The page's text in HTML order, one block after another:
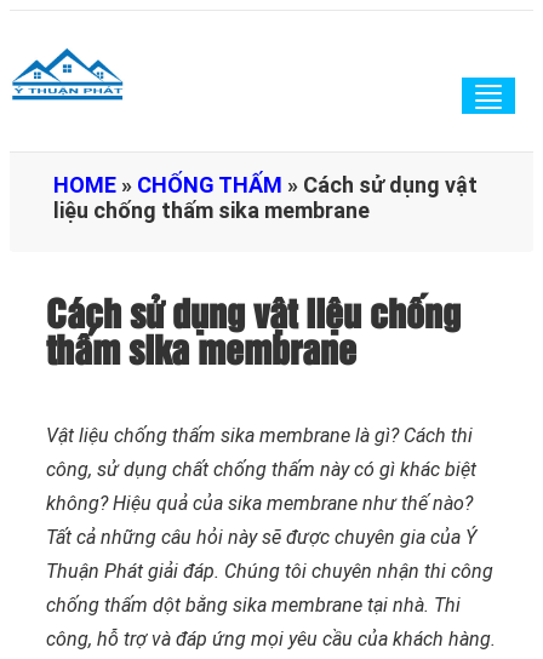
HOME » CHỐNG THẤM » Cách sử dụng vật
liệu chống thấm sika membrane
Cách sử dụng vật liệu chống
thấm sika membrane
Vật liệu chống thấm sika membrane là gì? Cách thi
công, sử dụng chất chống thấm này có gì khác biệt
không? Hiệu quả của sika membrane như thế nào?
Tất cả những câu hỏi này sẽ được chuyên gia của Ý
Thuận Phát giải đáp. Chúng tôi chuyên nhận thi công
chống thấm dột bằng sika membrane tại nhà. Thi
công, hỗ trợ và đáp ứng mọi yêu cầu của khách hàng.